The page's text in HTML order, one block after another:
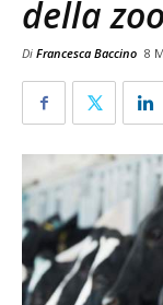
della
Di Francesca Baccino 8